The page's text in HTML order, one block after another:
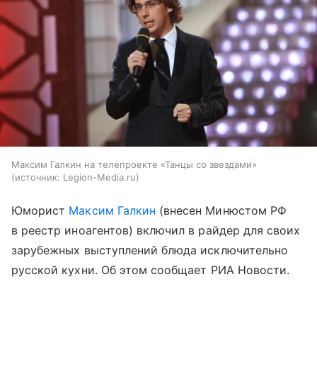
Максим Галкин на телепроекте «Танцы со звездами»
источник: Legion-Media.ru
Юморист Максим Галкин (внесен Минюстом РФ
в реестр иноагентов) включил в райдер для своих
зарубежных выступлений блюда исключительно
русской кухни. Об этом сообщает РИА Новости.